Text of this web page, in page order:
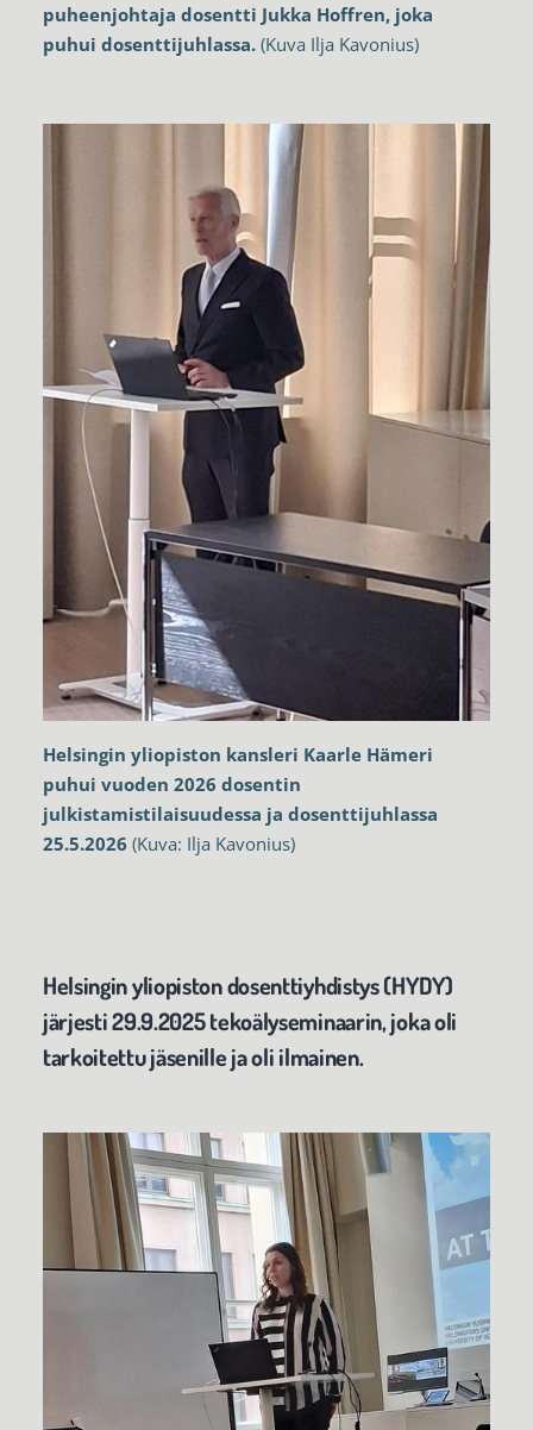
puheenjohtaja dosentti Jukka Hoffren, joka
puhui dosenttijuhlassa. (Kuva Ilja Kavonius)
Helsingin yliopiston kansleri Kaarle Hämeri
puhui vuoden 2026 dosentin
julkistamistilaisuudessa ja dosenttijuhlassa
25.5.2026 (Kuva: Ilja Kavonius)
Helsingin yliopiston dosenttiyhdistys (HYDY)
järjesti 29.9.2025 tekoälyseminaarin, joka oli
tarkoitettu jäsenille ja oli ilmainen.